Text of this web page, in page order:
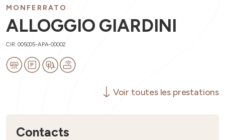
MONFERRATO
ALLOGGIO GIARDINI
CIR: 005005-APA-00002
Voir toutes les prestations
Contacts